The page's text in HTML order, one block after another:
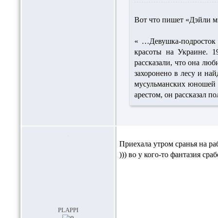
Вот что пишет «Дэйли
« …Девушка-подросток
красоты на Украине.
рассказали, что она
захоронено в лесу и
мусульманских юношей
арестом, он рассказал
plappi
Приехала утром сранья на
))) во у кого-то фантазия